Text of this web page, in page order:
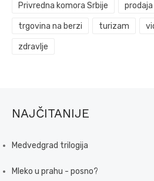
Privredna komora Srbije prodaja
trgovina na berzi turizam
zdravlje
NAJČITANIJE
Medvedgrad trilogija
Mleko u prahu - posno?